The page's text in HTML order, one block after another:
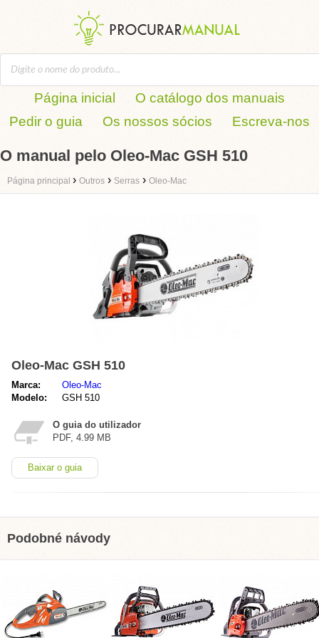
Página inicial
O catálogo dos manuais
Pedir o guia
Os nossos sócios Escreva-nos
O manual pelo Oleo-Mac GSH 510
Página principal › Outros › Serras › Oleo-Mac
Oleo-Mac GSH 510
Marca:
Oleo-Mac
Modelo:
GSH 510
O guia do utilizador
PDF, 4.99 MB
Baixar o guia
Podobné návody